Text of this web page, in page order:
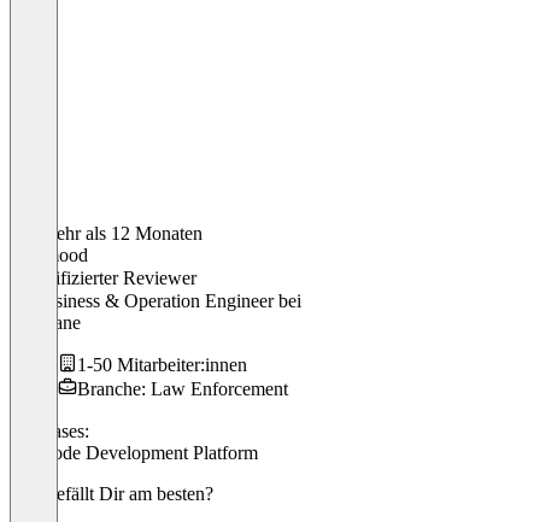
Vor mehr als 12 Monaten
Mahmood
Verifizierter Reviewer
IT Business & Operation Engineerbei
Fairplane
1-50 Mitarbeiter:innen
Branche: Law Enforcement
Use cases:
No-Code Development Platform
Was gefällt Dir am besten?